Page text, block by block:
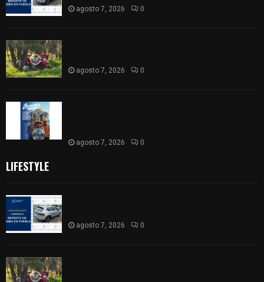
agosto 7, 2026 0
agosto 7, 2026 0
agosto 7, 2026 0
LIFESTYLE
agosto 7, 2026 0